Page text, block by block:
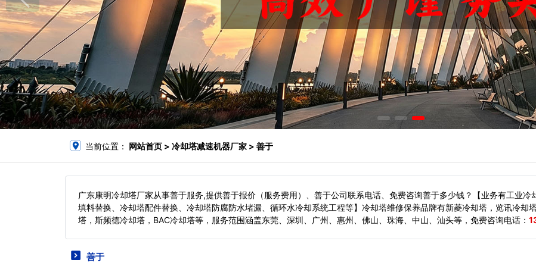
当前位置： 网站首页 > 冷却塔减速机器厂家 > 善于
广东康明冷却塔厂家从事善于服务,提供善于报价（服务费用）、善于公司联系电话、免费咨询善于多少钱？【业务有工业
填料替换、冷却塔配件替换、冷却塔防腐防水堵漏、循环水冷却系统工程等】冷却塔维修保养品牌有新菱冷却塔，览讯冷却
塔，斯频德冷却塔，BAC冷却塔等，服务范围涵盖东莞、深圳、广州、惠州、佛山、珠海、中山、汕头等， 免费咨询电话：
善于